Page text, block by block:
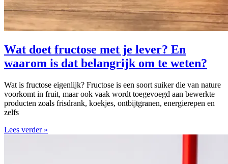
Wat doet fructose met je lever? En
waarom is dat belangrijk om te weten?
Wat is fructose eigenlijk? Fructose is een soort suiker die van nature
voorkomt in fruit, maar ook vaak wordt toegevoegd aan bewerkte
producten zoals frisdrank, koekjes, ontbijtgranen, energierepen en
zelfs
Lees verder »